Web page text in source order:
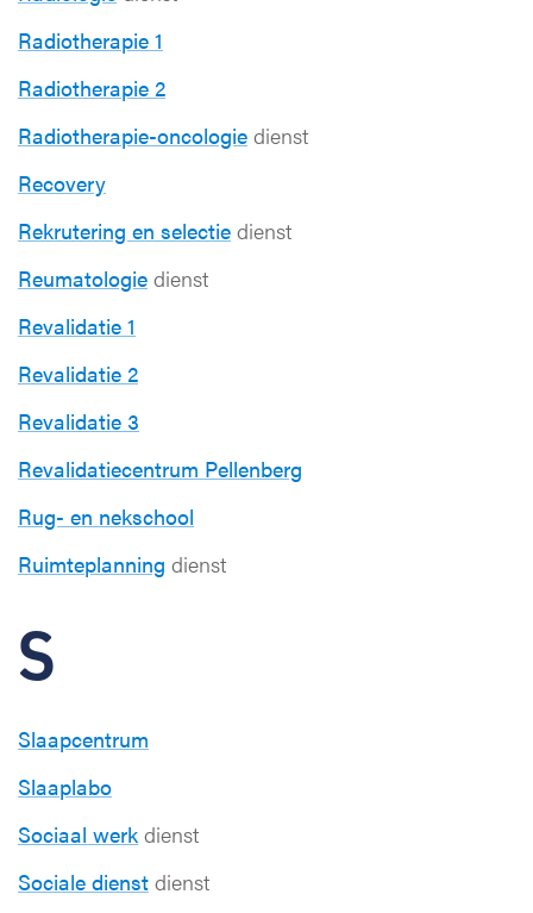
Radiotherapie 1
Radiotherapie 2
Radiotherapie-oncologie dienst
Recovery
Rekrutering en selectie dienst
Reumatologie dienst
Revalidatie 1
Revalidatie 2
Revalidatie 3
Revalidatiecentrum Pellenberg
Rug- en nekschool
Ruimteplanning dienst
S
Slaapcentrum
Slaaplabo
Sociaal werk dienst
Sociale dienst dienst